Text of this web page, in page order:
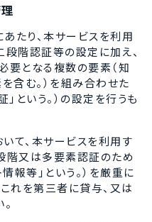
たり、本サービスを利用
段階認証等の設定に加え、
要となる複数の要素（知
含む。）を組み合わせた
という。）の設定を行うも
て、本サービスを利用す
階又は多要素認証のため
報等」という。）を厳重に
れを第三者に貸与、又は